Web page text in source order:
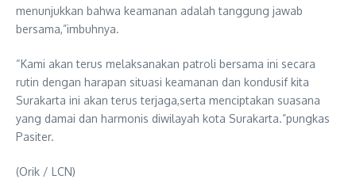
menunjukkan bahwa keamanan adalah tanggung jawab
bersama,”imbuhnya.
“Kami akan terus melaksanakan patroli bersama ini secara
rutin dengan harapan situasi keamanan dan kondusif kita
Surakarta ini akan terus terjaga,serta menciptakan suasana
yang damai dan harmonis diwilayah kota Surakarta.”pungkas
Pasiter.
(Orik / LCN)